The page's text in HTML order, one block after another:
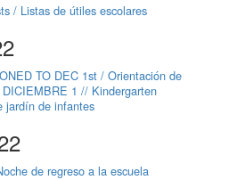
/ Listas de útiles escolares
TO DEC 1st / Orientación de
1 // Kindergarten
jardín de infantes
de regreso a la escuela